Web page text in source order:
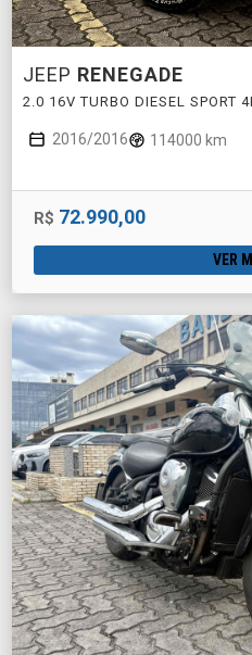
JEEP RENEGADE
2.0 16V TURBO DIESEL SPORT
2016/2016 114000 km
R$ 72.990,00
VER